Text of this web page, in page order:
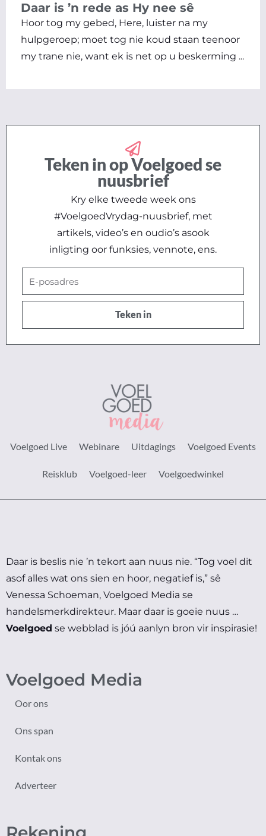
Daar is ’n rede as Hy nee sê
Hoor tog my gebed, Here, luister na my
hulpgeroep; moet tog nie koud staan teenoor
my trane nie, want ek is net op u beskerming ...
Teken in op Voelgoed se
nuusbrief
Kry elke tweede week ons
#VoelgoedVrydag-nuusbrief, met
artikels, video’s en oudio’s asook
inligting oor funksies, vennote, ens.
posadres
Teken in
Voelgoed Live Webinare Uitdagings Voelgoed Events
Reisklub Voelgoed-leer Voelgoedwinkel
Daar is beslis nie ’n tekort aan nuus nie. “Tog voel dit
asof alles wat ons sien en hoor, negatief is,” sê
Venessa Schoeman, Voelgoed Media se
handelsmerkdirekteur. Maar daar is goeie nuus …
Voelgoed se webblad is jóú aanlyn bron vir inspirasie!
Voelgoed Media
Oor ons
Ons span
Kontak ons
Adverteer